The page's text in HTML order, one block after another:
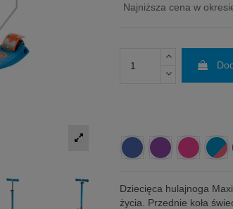
Najniższa cena w
Dziecięca hulajnoga
życia. Przednie koła